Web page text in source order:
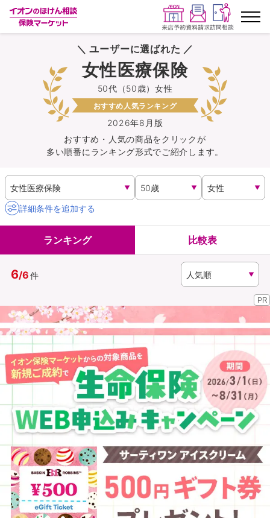
ランキングから探す
保険を比較する
保険会社から探す
イオンカード会員さま専用保険
キャンペーン一覧
イオングループ従業員さま向け
資料請求
（無料）
訪問相談
イオンカード会員さま専用保険
＼ ユーザーに選ばれた ／
2026年8月版
50代（50歳）女性
女性医療保険
おすすめ人気ランキング
おすすめ・人気の商品をクリックが
多い順番にランキング形式でご紹介します。
詳細条件を追加する
ランキング 比較表
6/6件
PR